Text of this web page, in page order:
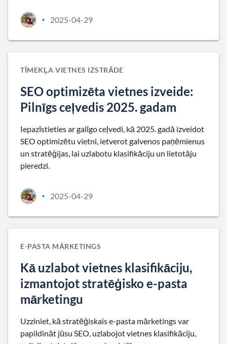
• 2025-04-29
TĪMEKĻA VIETNES IZSTRĀDE
SEO optimizēta vietnes izveide:
Pilnīgs ceļvedis 2025. gadam
Iepazīstieties ar galīgo ceļvedi, kā 2025. gadā izveidot
SEO optimizētu vietni, ietverot galvenos paņēmienus
un stratēģijas, lai uzlabotu klasifikāciju un lietotāju
pieredzi.
• 2025-04-29
E-PASTA MĀRKETINGS
Kā uzlabot vietnes klasifikāciju,
izmantojot stratēģisko e-pasta
mārketingu
Uzziniet, kā stratēģiskais e-pasta mārketings var
papildināt jūsu SEO, uzlabojot vietnes klasifikāciju,